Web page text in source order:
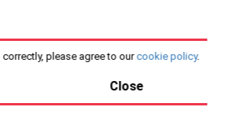
please agree to our cookie policy.
Close